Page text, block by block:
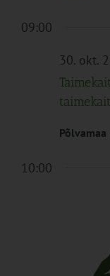
09:00
30. okt.
Põlvamaa
10:00